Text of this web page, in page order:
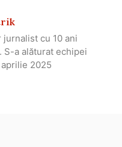
cu 10 ani
S-a alăturat echipei
2025